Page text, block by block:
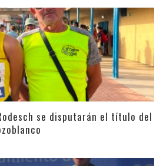
se disputarán el título del